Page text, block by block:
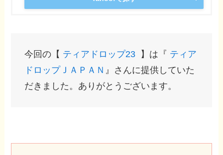
今回の【 ティアドロップ23 】は『 ティア
ドロップＪＡＰＡＮ 』さんに提供していた
だきました。ありがとうございます。